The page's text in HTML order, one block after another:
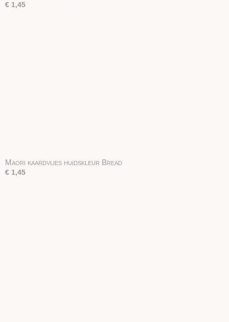
€ 1,45
Maori kaardvlies huidskleur Bread
€ 1,45